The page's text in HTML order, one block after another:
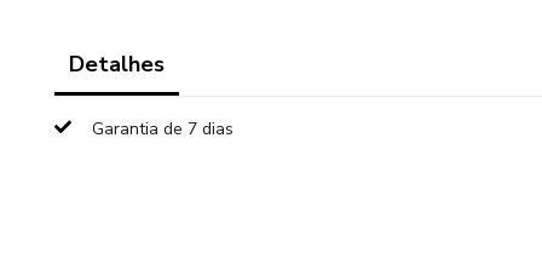
Detalhes
Garantia de 7 dias